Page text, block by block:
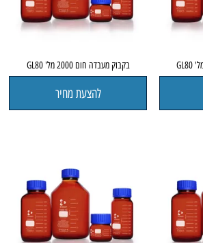
בקבוק מעבדה חום 2000 מל' GL80
להצעת מחיר